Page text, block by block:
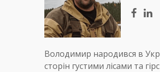
Володимир народився в
сторін густими лісами та